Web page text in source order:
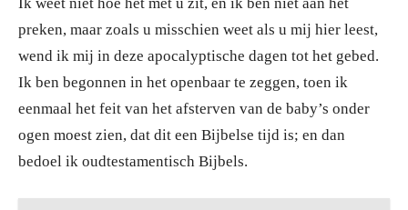
preken, maar zoals u misschien weet als u mij hier leest,
wend ik mij in deze apocalyptische dagen tot het gebed.
Ik ben begonnen in het openbaar te zeggen, toen ik
eenmaal het feit van het afsterven van de baby’s onder
ogen moest zien, dat dit een Bijbelse tijd is; en dan
bedoel ik oudtestamentisch Bijbels.